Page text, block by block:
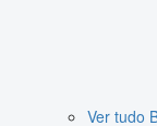
Ver tudo